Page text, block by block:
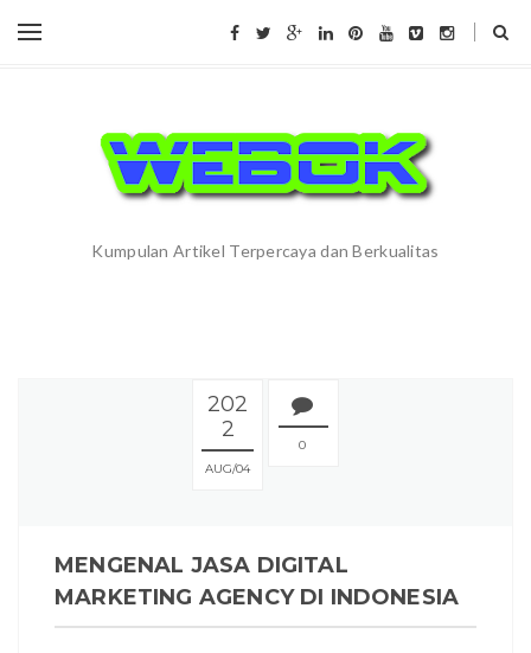
Kumpulan Artikel Terpercaya dan Berkualitas
202
2
AUG 04
0
MENGENAL JASA DIGITAL
MARKETING AGENCY DI INDONESIA